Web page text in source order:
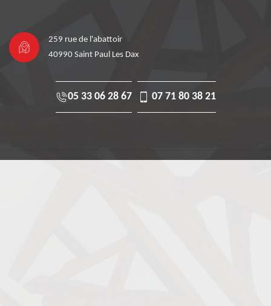
259 rue de l'abattoir
40990 Saint Paul Les Dax
05 33 06 28 67 07 71 80 38 21